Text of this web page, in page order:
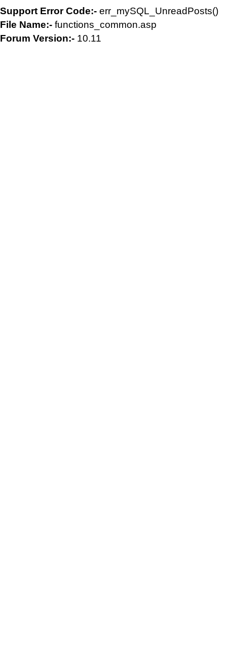
Support Error Code:- err_mySQL_UnreadPosts()
File Name:- functions_common.asp
Forum Version:- 10.11